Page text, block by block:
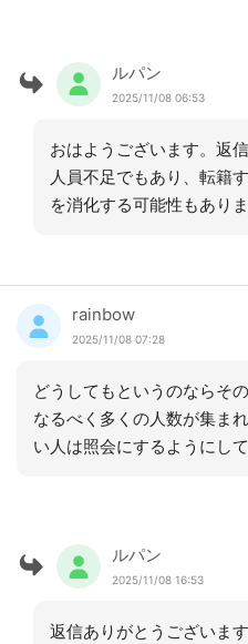
ルパン
2025/11/08 06:53
おはようございます。返
人員不足でもあり、転籍
を消化する可能性もありま
rainbow
2025/11/08 07:28
どうしてもというのならそ
なるべく多くの人数が集ま
い人は照会にするようにして
ルパン
2025/11/08 16:53
返信ありがとうございま